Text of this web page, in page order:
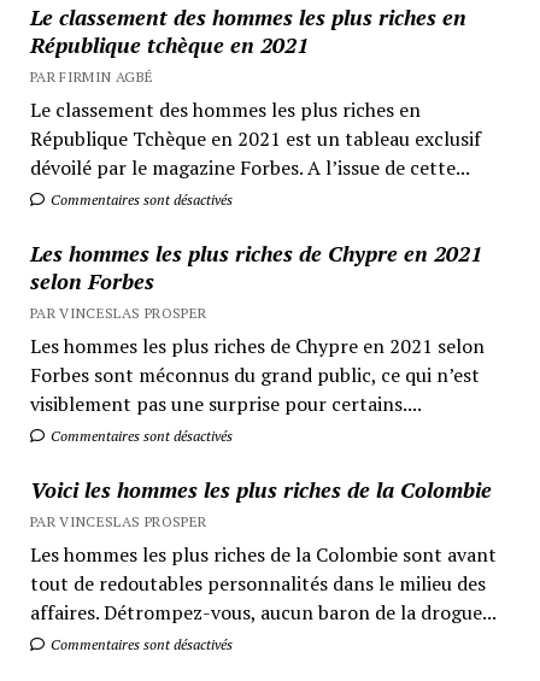
Le classement des hommes les plus riches en
République tchèque en 2021
PAR FIRMIN AGBÉ
Le classement des hommes les plus riches en
République Tchèque en 2021 est un tableau exclusif
dévoilé par le magazine Forbes. A l’issue de cette...
Commentaires sont désactivés
Les hommes les plus riches de Chypre en 2021
selon Forbes
PAR VINCESLAS PROSPER
Les hommes les plus riches de Chypre en 2021 selon
Forbes sont méconnus du grand public, ce qui n’est
visiblement pas une surprise pour certains....
Commentaires sont désactivés
Voici les hommes les plus riches de la Colombie
PAR VINCESLAS PROSPER
Les hommes les plus riches de la Colombie sont avant
tout de redoutables personnalités dans le milieu des
affaires. Détrompez-vous, aucun baron de la drogue...
Commentaires sont désactivés